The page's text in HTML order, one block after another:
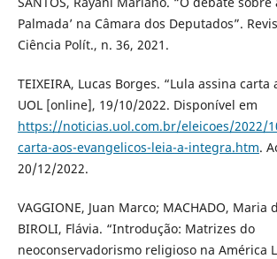
Palmada’ na Câmara dos Deputados”.
Ciência Polít., n. 36, 2021.
TEIXEIRA, Lucas Borges. “Lula assina carta
UOL [online], 19/10/2022. Disponível em
https://noticias.uol.com.br/eleicoes/2022/
carta-aos-evangelicos-leia-a-integra.htm.
20/12/2022.
VAGGIONE, Juan Marco; MACHADO, Maria
BIROLI, Flávia. “Introdução: Matrizes do
neoconservadorismo religioso na América